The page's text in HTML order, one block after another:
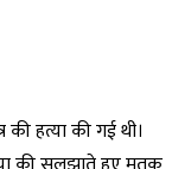
हत्या की गई थी।